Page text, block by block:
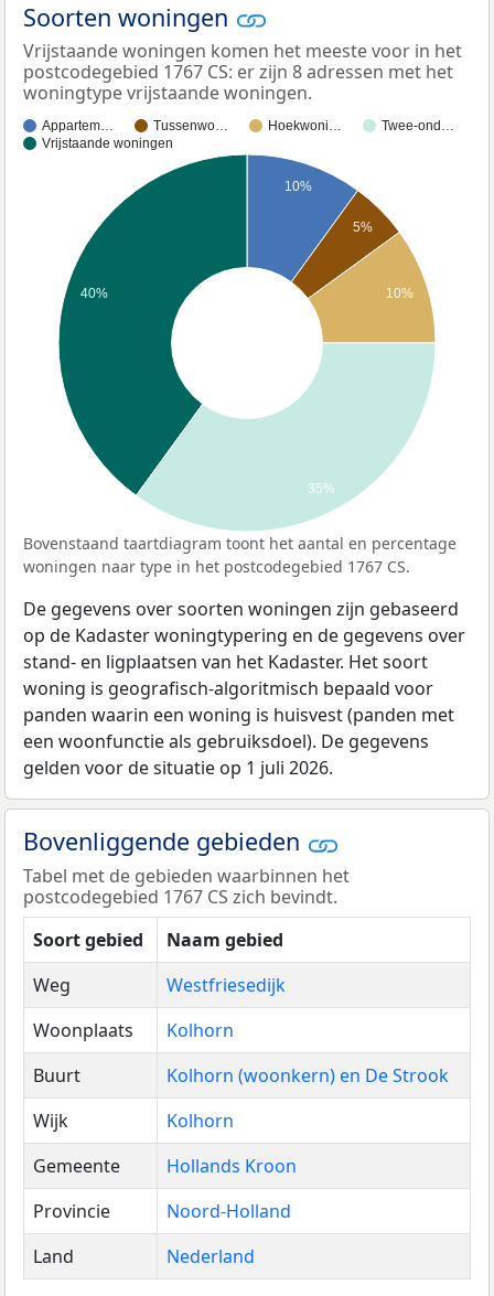
Soorten woningen
Vrijstaande woningen komen het meeste voor in het
postcodegebied 1767 CS: er zijn 8 adressen met het
woningtype vrijstaande woningen.
Appartem… Tussenwo… Hoekwoni…
Twee-ond…
Vrijstaande woningen
10%
5%
10%
40%
35%
Bovenstaand taartdiagram toont het aantal en percentage
woningen naar type in het postcodegebied 1767 CS.
De gegevens over soorten woningen zijn gebaseerd
op de Kadaster woningtypering en de gegevens over
stand- en ligplaatsen van het Kadaster. Het soort
woning is geografisch-algoritmisch bepaald voor
panden waarin een woning is huisvest (panden met
een woonfunctie als gebruiksdoel). De gegevens
gelden voor de situatie op 1 juli 2026.
Bovenliggende gebieden
Tabel met de gebieden waarbinnen het
postcodegebied 1767 CS zich bevindt.
Soort gebied
Naam gebied
Weg
Westfriesedijk
Woonplaats
Kolhorn
Buurt
Kolhorn (woonkern) en De Strook
Wijk
Kolhorn
Gemeente
Hollands Kroon
Provincie
Noord-Holland
Land
Nederland